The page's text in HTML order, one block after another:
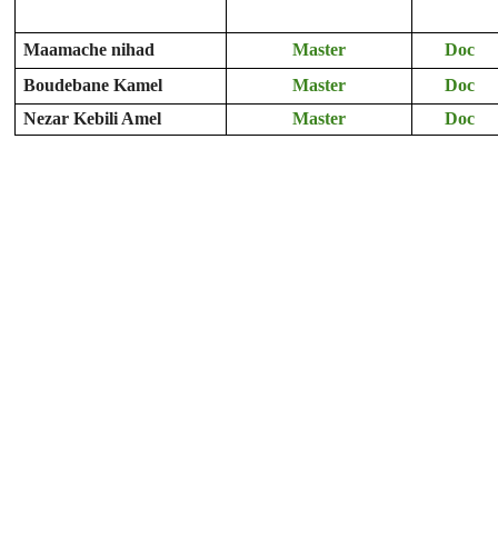
Doc
Master
Maamache nihad
Doc
Master
Boudebane Kamel
Doc
Master
Nezar Kebili Amel